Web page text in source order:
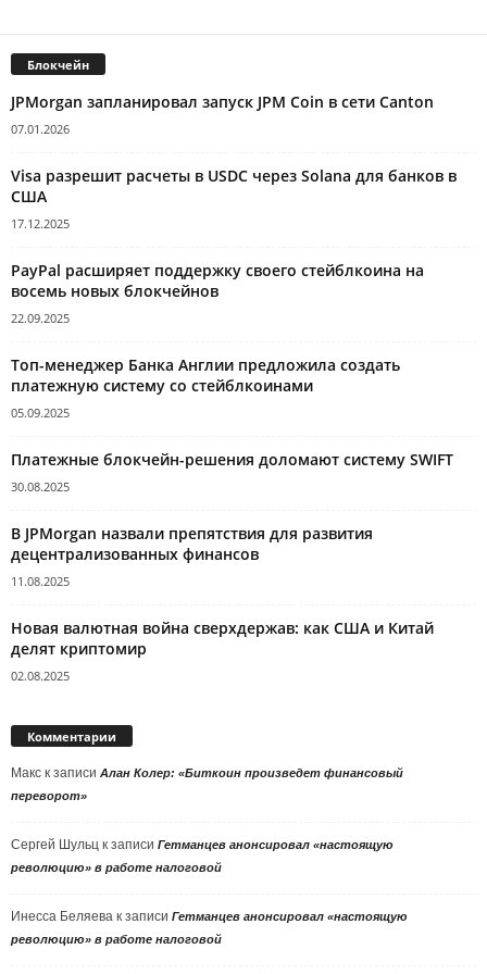
Блокчейн
JPMorgan запланировал запуск JPM Coin в сети Canton
07.01.2026
Visa разрешит расчеты в USDC через Solana для банков в
США
17.12.2025
PayPal расширяет поддержку своего стейблкоина на
восемь новых блокчейнов
22.09.2025
Топ-менеджер Банка Англии предложила создать
платежную систему со стейблкоинами
05.09.2025
Платежные блокчейн-решения доломают систему SWIFT
30.08.2025
В JPMorgan назвали препятствия для развития
децентрализованных финансов
11.08.2025
Новая валютная война сверхдержав: как США и Китай
делят криптомир
02.08.2025
Комментарии
Макс к записи Алан Колер: «Биткоин произведет финансовый
переворот»
Сергей Шульц к записи Гетманцев анонсировал «настоящую
революцию» в работе налоговой
Инесса Беляева к записи Гетманцев анонсировал «настоящую
революцию» в работе налоговой